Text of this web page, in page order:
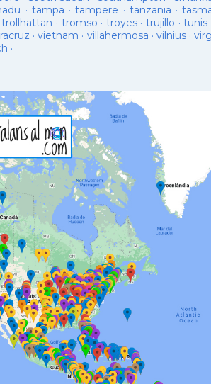
· tampa ·tampere · tanzania ·
trollhattan · tromso · troyes· trujillo ·tunis
·vietnam · villahermosa · vilnius·
·